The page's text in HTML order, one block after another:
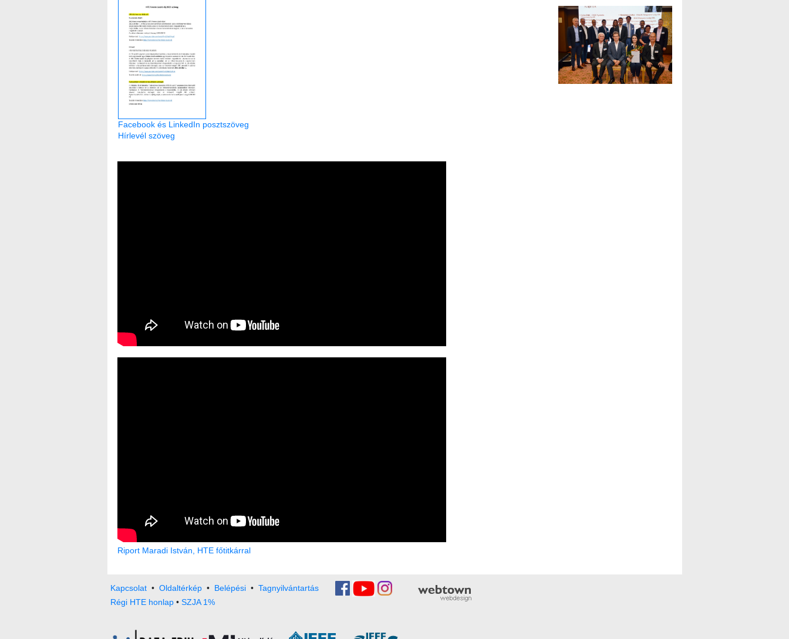
Facebook és LinkedIn posztszöveg
Hírlevél szöveg
Riport Maradi István, HTE főtitkárral
Kapcsolat• Oldaltérkép• Belépési • Tagnyilvántartás
Régi HTE honlap • SZJA 1%